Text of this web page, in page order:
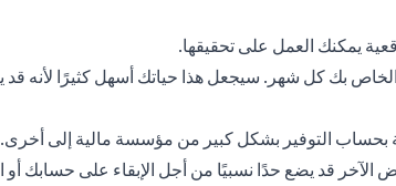
يمكنك العمل على تحقيقها.
الخاص بك كل شهر. سيجعل هذا حياتك أسهل كثيرًا لأنه
التوفير بشكل كبير من مؤسسة مالية إلى أخرى.
قد يضع حدًا نسبيًا من أجل الإبقاء على حسابك